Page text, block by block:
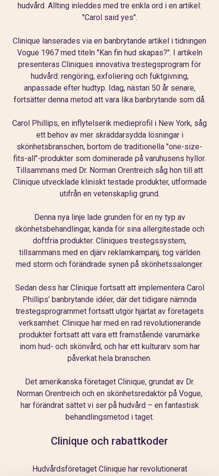
hudvård. Allting inleddes med tre enkla ord i en artikel:
"Carol said yes".
Clinique lanserades via en banbrytande artikel i tidningen
Vogue 1967 med titeln "Kan fin hud skapas?". I artikeln
presenteras Cliniques innovativa trestegsprogram för
hudvård: rengöring, exfoliering och fuktgivning,
anpassade efter hudtyp. Idag, nästan 50 år senare,
fortsätter denna metod att vara lika banbrytande som då.
Carol Phillips, en inflytelserik medieprofil i New York, såg
ett behov av mer skräddarsydda lösningar i
skönhetsbranschen, bortom de traditionella "one-size-
fits-all"-produkter som dominerade på varuhusens hyllor.
Tillsammans med Dr. Norman Orentreich såg hon till att
Clinique utvecklade kliniskt testade produkter, utformade
utifrån en vetenskaplig grund.
Denna nya linje lade grunden för en ny typ av
skönhetsbehandlingar, kända för sina allergitestade och
doftfria produkter. Cliniques trestegssystem,
tillsammans med en djärv reklamkampanj, tog världen
med storm och förändrade synen på skönhetssalonger.
Sedan dess har Clinique fortsatt att implementera Carol
Phillips’ banbrytande idéer, där det tidigare nämnda
trestegsprogrammet fortsatt utgör hjärtat av företagets
verksamhet. Clinique har med en rad revolutionerande
produkter fortsatt att vara ett framstående varumärke
inom hud- och skönvård, och har ett kulturarv som har
påverkat hela branschen.
Det amerikanska företaget Clinique, grundat av Dr.
Norman Orentreich och en skönhetsredaktör på Vogue,
har förändrat sättet vi ser på hudvård – en fantastisk
behandlingsmetod i taget.
Clinique och rabattkoder
Hudvårdsföretaget Clinique har revolutionerat